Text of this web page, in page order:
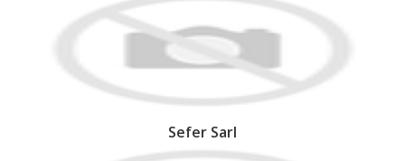
Sefer Sarl